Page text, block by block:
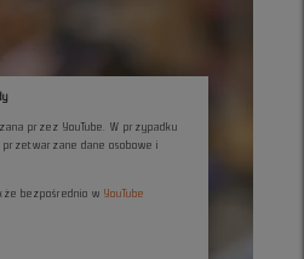
przez YouTube. W przypadku
dane osobowe i
bezpośrednio w YouTube